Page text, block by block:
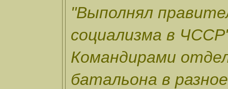
"Выполнял
социализма в
Командирами
батальона в